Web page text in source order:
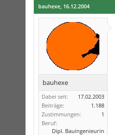
bauhexe, 16.12.2004
bauhexe
Dabei seit:
17.02.2003
Beiträge:
1.188
Zustimmungen:
1
Beruf:
Dipl. Bauingenieurin